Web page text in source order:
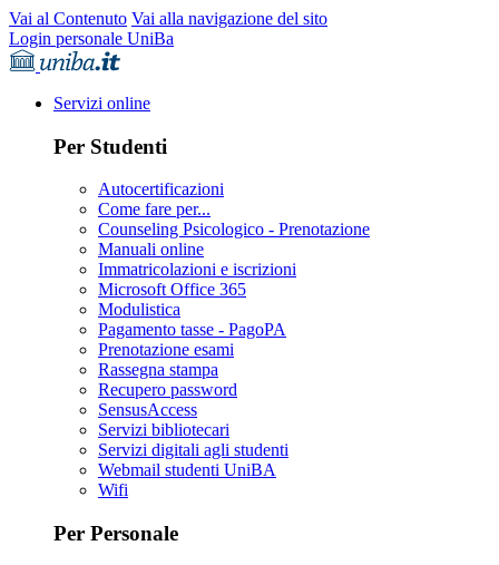
Vai al Contenuto Vai alla navigazione del sito
Login personale UniBa
Servizi online
Per Studenti
Autocertificazioni
Come fare per...
Counseling Psicologico - Prenotazione
Manuali online
Immatricolazioni e iscrizioni
Microsoft Office 365
Modulistica
Pagamento tasse - PagoPA
Prenotazione esami
Rassegna stampa
Recupero password
SensusAccess
Servizi bibliotecari
Servizi digitali agli studenti
Webmail studenti UniBA
Wifi
Per Personale